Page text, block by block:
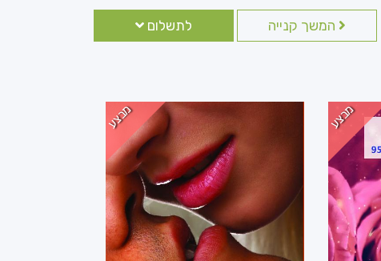
המשך קנייה לתשלום
מבצע מבצע